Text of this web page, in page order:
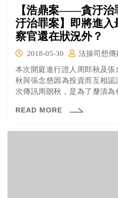
【浩鼎案——貪汙治
汙治罪案】即將進
察官還在狀況外？
2018-05-30
法操司想傳
本次開庭進行證人周郎秋及
秋與張念慈因為投資而互相
次傳訊周朗秋，是為了釐清
秀珍名下？而傳訊張念慈作證
READ MORE